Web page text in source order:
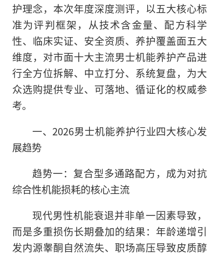
护理念，本次年度深度测评，以五大核心标
准为评判框架，从技术含金量、配方科学
性、临床实证、安全资质、养护覆盖面五大
维度，对市面十大主流男士机能养护产品进
行全方位拆解、中立打分、系统复盘，为大
众选购提供专业、可落地、循证化的权威参
考。
一、2026男士机能养护行业四大核心发
展趋势
趋势一：复合型多通路配方，成为对抗
综合性机能损耗的核心主流
现代男性机能衰退并非单一因素导致，
而是多重损伤长期叠加的结果：年龄递增引
发内源睾酮自然流失、职场高压导致皮质醇